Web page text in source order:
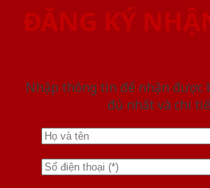
ĐĂNG KÝ
Nhập thông tin để nhận được
đủ nhất và chi